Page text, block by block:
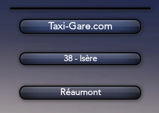
Taxi Réaumont (38140)
Réaumont
Taxi-Gare.com
38 - Isère